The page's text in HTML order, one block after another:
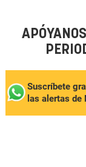
Suscríbete
las alertas de